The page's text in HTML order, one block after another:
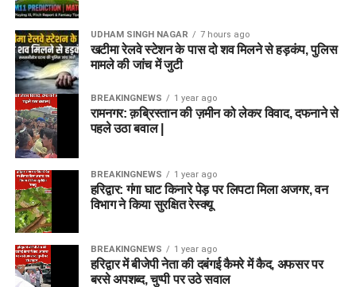
UDHAM SINGH NAGAR 7 hours ago
खटीमा रेलवे स्टेशन के पास दो शव मिलने से हड़कंप, पुलिस
मामले की जांच में जुटी
BREAKINGNEWS 1 year ago
रामनगर: क़ब्रिस्तान की ज़मीन को लेकर विवाद, दफनाने से
पहले उठा बवाल |
BREAKINGNEWS 1 year ago
हरिद्वार: गंगा घाट किनारे पेड़ पर लिपटा मिला अजगर, वन
विभाग ने किया सुरक्षित रेस्क्यू
BREAKINGNEWS 1 year ago
हरिद्वार में बीजेपी नेता की दबंगई कैमरे में कैद, अफसर पर
बरसे अपशब्द, चुप्पी पर उठे सवाल